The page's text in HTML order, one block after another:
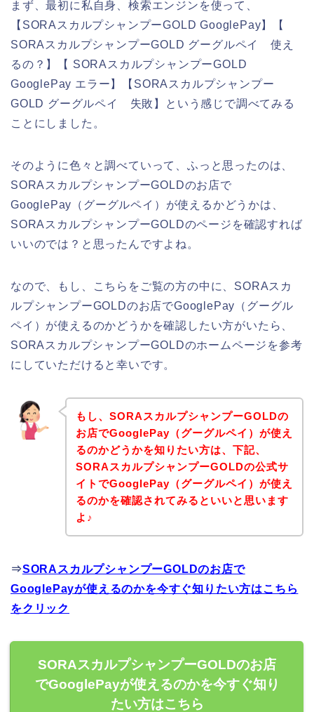
まず、最初に私自身、検索エンジンを使って、
【SORAスカルプシャンプーGOLD GooglePay】【
SORAスカルプシャンプーGOLD グーグルペイ 使え
るの？】【 SORAスカルプシャンプーGOLD
GooglePay エラー】【SORAスカルプシャンプー
GOLD グーグルペイ 失敗】という感じで調べてみる
ことにしました。
そのように色々と調べていって、ふっと思ったのは、
SORAスカルプシャンプーGOLDのお店で
GooglePay（グーグルペイ）が使えるかどうかは、
SORAスカルプシャンプーGOLDのページを確認すれば
いいのでは？と思ったんですよね。
なので、もし、こちらをご覧の方の中に、SORAスカ
ルプシャンプーGOLDのお店でGooglePay（グーグル
ペイ）が使えるのかどうかを確認したい方がいたら、
SORAスカルプシャンプーGOLDのホームページを参考
にしていただけると幸いです。
もし、SORAスカルプシャンプーGOLDの
お店でGooglePay（グーグルペイ）が使え
るのかどうかを知りたい方は、下記、
SORAスカルプシャンプーGOLDの公式サ
イトでGooglePay（グーグルペイ）が使え
るのかを確認されてみるといいと思います
よ♪
⇒SORAスカルプシャンプーGOLDのお店で
GooglePayが使えるのかを今すぐ知りたい方はこちら
をクリック
SORAスカルプシャンプーGOLDのお店
でGooglePayが使えるのかを今すぐ知り
たい方はこちら